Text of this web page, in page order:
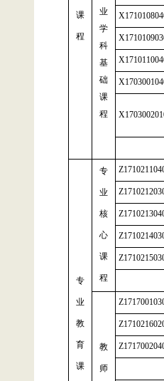
课
程
业
学
科
基
础
课
程
专
业
教
育
课
专
业
核
心
课
程
教
师